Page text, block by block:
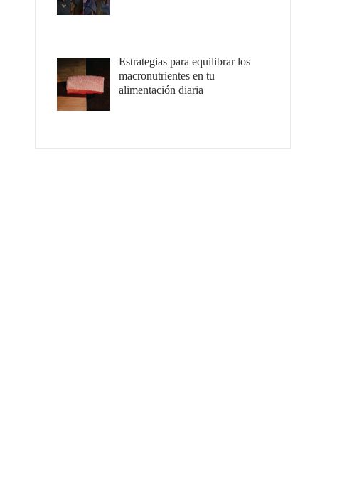
Estrategias para equilibrar los
macronutrientes en tu
alimentación diaria